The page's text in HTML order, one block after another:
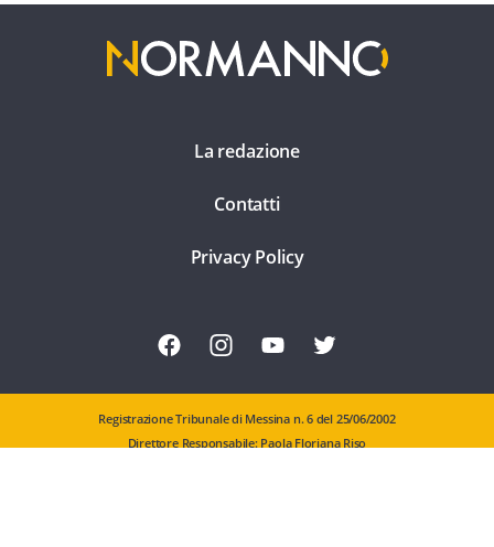
La redazione
Contatti
Privacy Policy
Registrazione Tribunale di Messina n. 6 del 25/06/2002
Direttore Responsabile: Paola Floriana Riso